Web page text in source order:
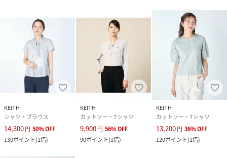
KEITH
シャツ・ブラウス
14,300円 50%OFF
130ポイント(1倍)
KEITH
カットソー・Tシャツ
9,900円 56%OFF
90ポイント(1倍)
KEITH
カットソー・Tシャツ
13,200円 36%OFF
120ポイント(1倍)